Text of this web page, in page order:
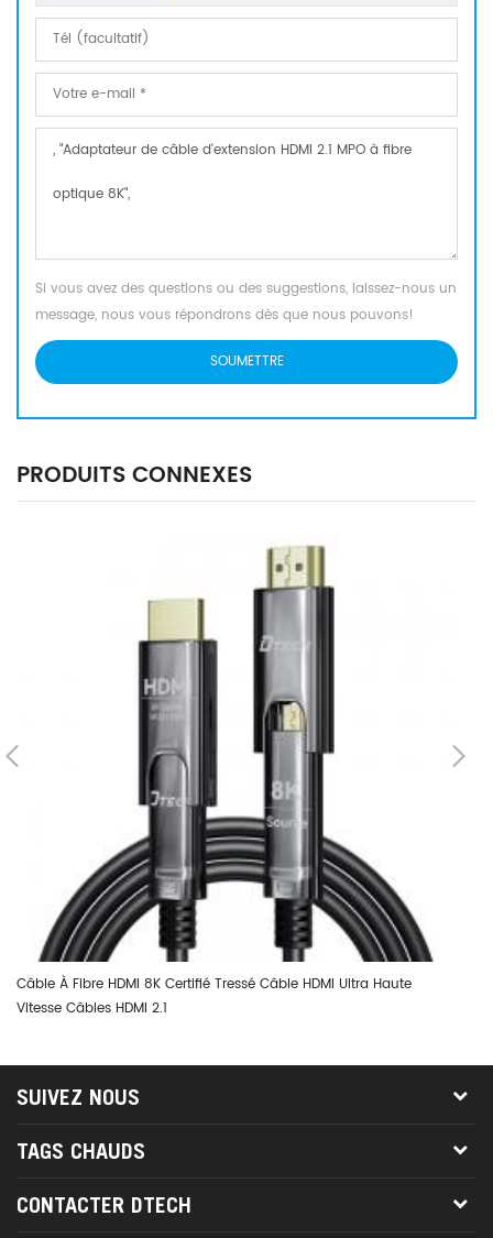
Si vous avez des questions ou des suggestions, laissez-nous un
message, nous vous répondrons dès que nous pouvons!
PRODUITS CONNEXES
Câble À Fibre HDMI 8K Certifié Tressé Câble HDMI Ultra Haute
Vitesse Câbles HDMI 2.1
SUIVEZ NOUS
TAGS CHAUDS
CONTACTER DTECH